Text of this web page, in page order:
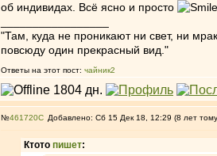
об индивидах. Всё ясно и просто
"Там, куда не проникают ни свет, ни
повсюду один прекрасный вид."
Ответы на этот пост: чайник2
№461720 Добавлено: Сб 15 Дек 18, 12:29 (8 лет
Ктото пишет: